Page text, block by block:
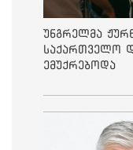
უნგრელმა
საქართველო
ემუქრებოდა